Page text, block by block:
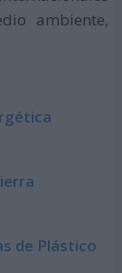
ambiente,
de Plástico